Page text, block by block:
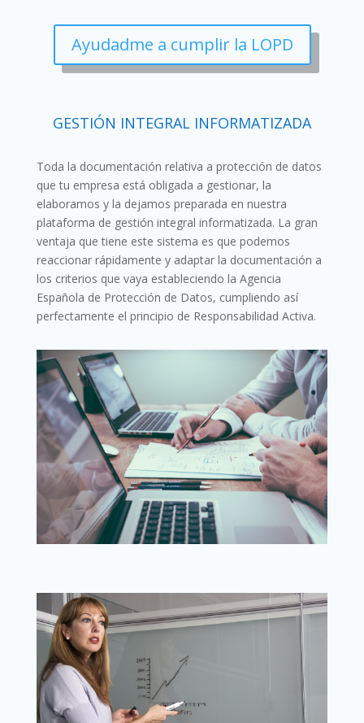
Ayudadme a cumplir la LOPD
GESTIÓN INTEGRAL INFORMATIZADA
Toda la documentación relativa a protección de datos
que tu empresa está obligada a gestionar, la
elaboramos y la dejamos preparada en nuestra
plataforma de gestión integral informatizada. La gran
ventaja que tiene este sistema es que podemos
reaccionar rápidamente y adaptar la documentación a
los criterios que vaya estableciendo la Agencia
Española de Protección de Datos, cumpliendo así
perfectamente el principio de Responsabilidad Activa.